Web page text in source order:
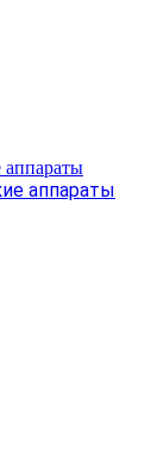
аппараты